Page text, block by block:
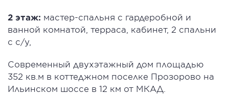
2 этаж: мастер-спальня с гардеробной и
ванной комнатой, терраса, кабинет, 2 спальни
с с/у,
Современный двухэтажный дом площадью
352 кв.м в коттеджном поселке Прозорово на
Ильинском шоссе в 12 км от МКАД.